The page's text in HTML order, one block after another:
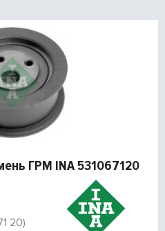
ГРМ INA 531067120
20)